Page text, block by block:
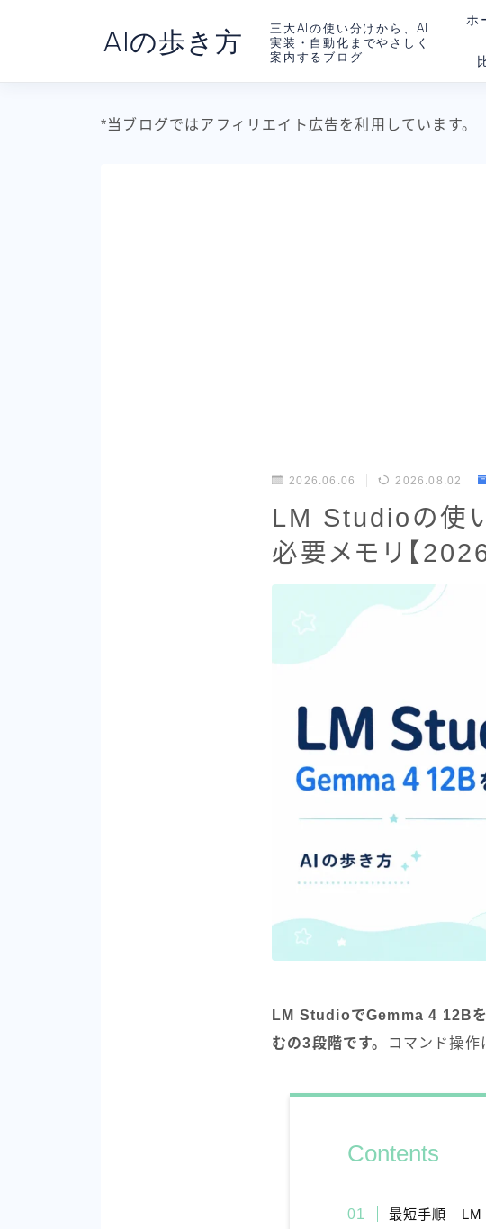
AIの歩き方
三大AIの使い分けから、AI
実装・自動化までやさしく
案内するブログ
ホ
*当ブログではアフィリエイト広告を利用しています。
2026.06.06 2026.08.02
LM Studioの使
必要メモリ【2026
LM StudioでGemma 4 12B
むの3段階です。
コマンド操作
Contents
最短手順｜